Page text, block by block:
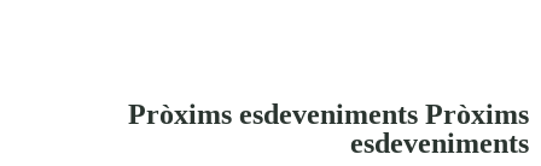
Pròxims esdeveniments Pròxims
esdeveniments